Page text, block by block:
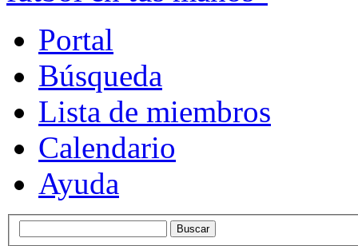
Portal
Búsqueda
Lista de miembros
Calendario
Ayuda